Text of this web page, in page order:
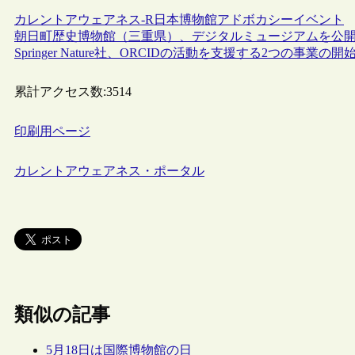
カレントアウェアネス-R 日本博物館アドボカシーイベント
朝日町歴史博物館（三重県）、デジタルミュージアムを公開
Springer Nature社、ORCIDの活動を支援する2つの事業の開
累計アクセス数:3514
印刷用ページ
カレントアウェアネス・ポータル
類似の記事
5月18日は国際博物館の日